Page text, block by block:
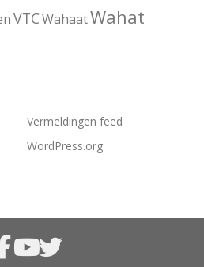
VTCWahaatWahat
Vermeldingen feed
WordPress.org